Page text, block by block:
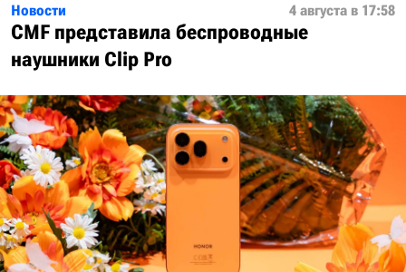
Новости 4 августа в 17:58
CMF представила беспроводные
наушники Clip Pro